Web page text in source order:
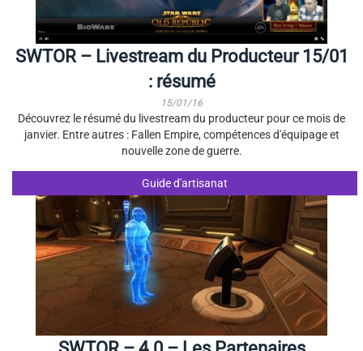
SWTOR – Livestream du Producteur 15/01
: résumé
15/01/16
Découvrez le résumé du livestream du producteur pour ce mois de
janvier. Entre autres : Fallen Empire, compétences d'équipage et
nouvelle zone de guerre.
Guide d'artisanat